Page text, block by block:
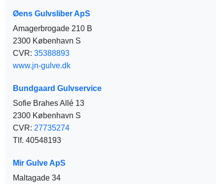
Øens Gulvsliber ApS
Amagerbrogade 210 B
2300 København S
CVR: 35388893
www.jn-gulve.dk
Bundgaard Gulvservice
Sofie Brahes Allé 13
2300 København S
CVR: 27735274
Tlf. 40548193
Mir Gulve ApS
Maltagade 34